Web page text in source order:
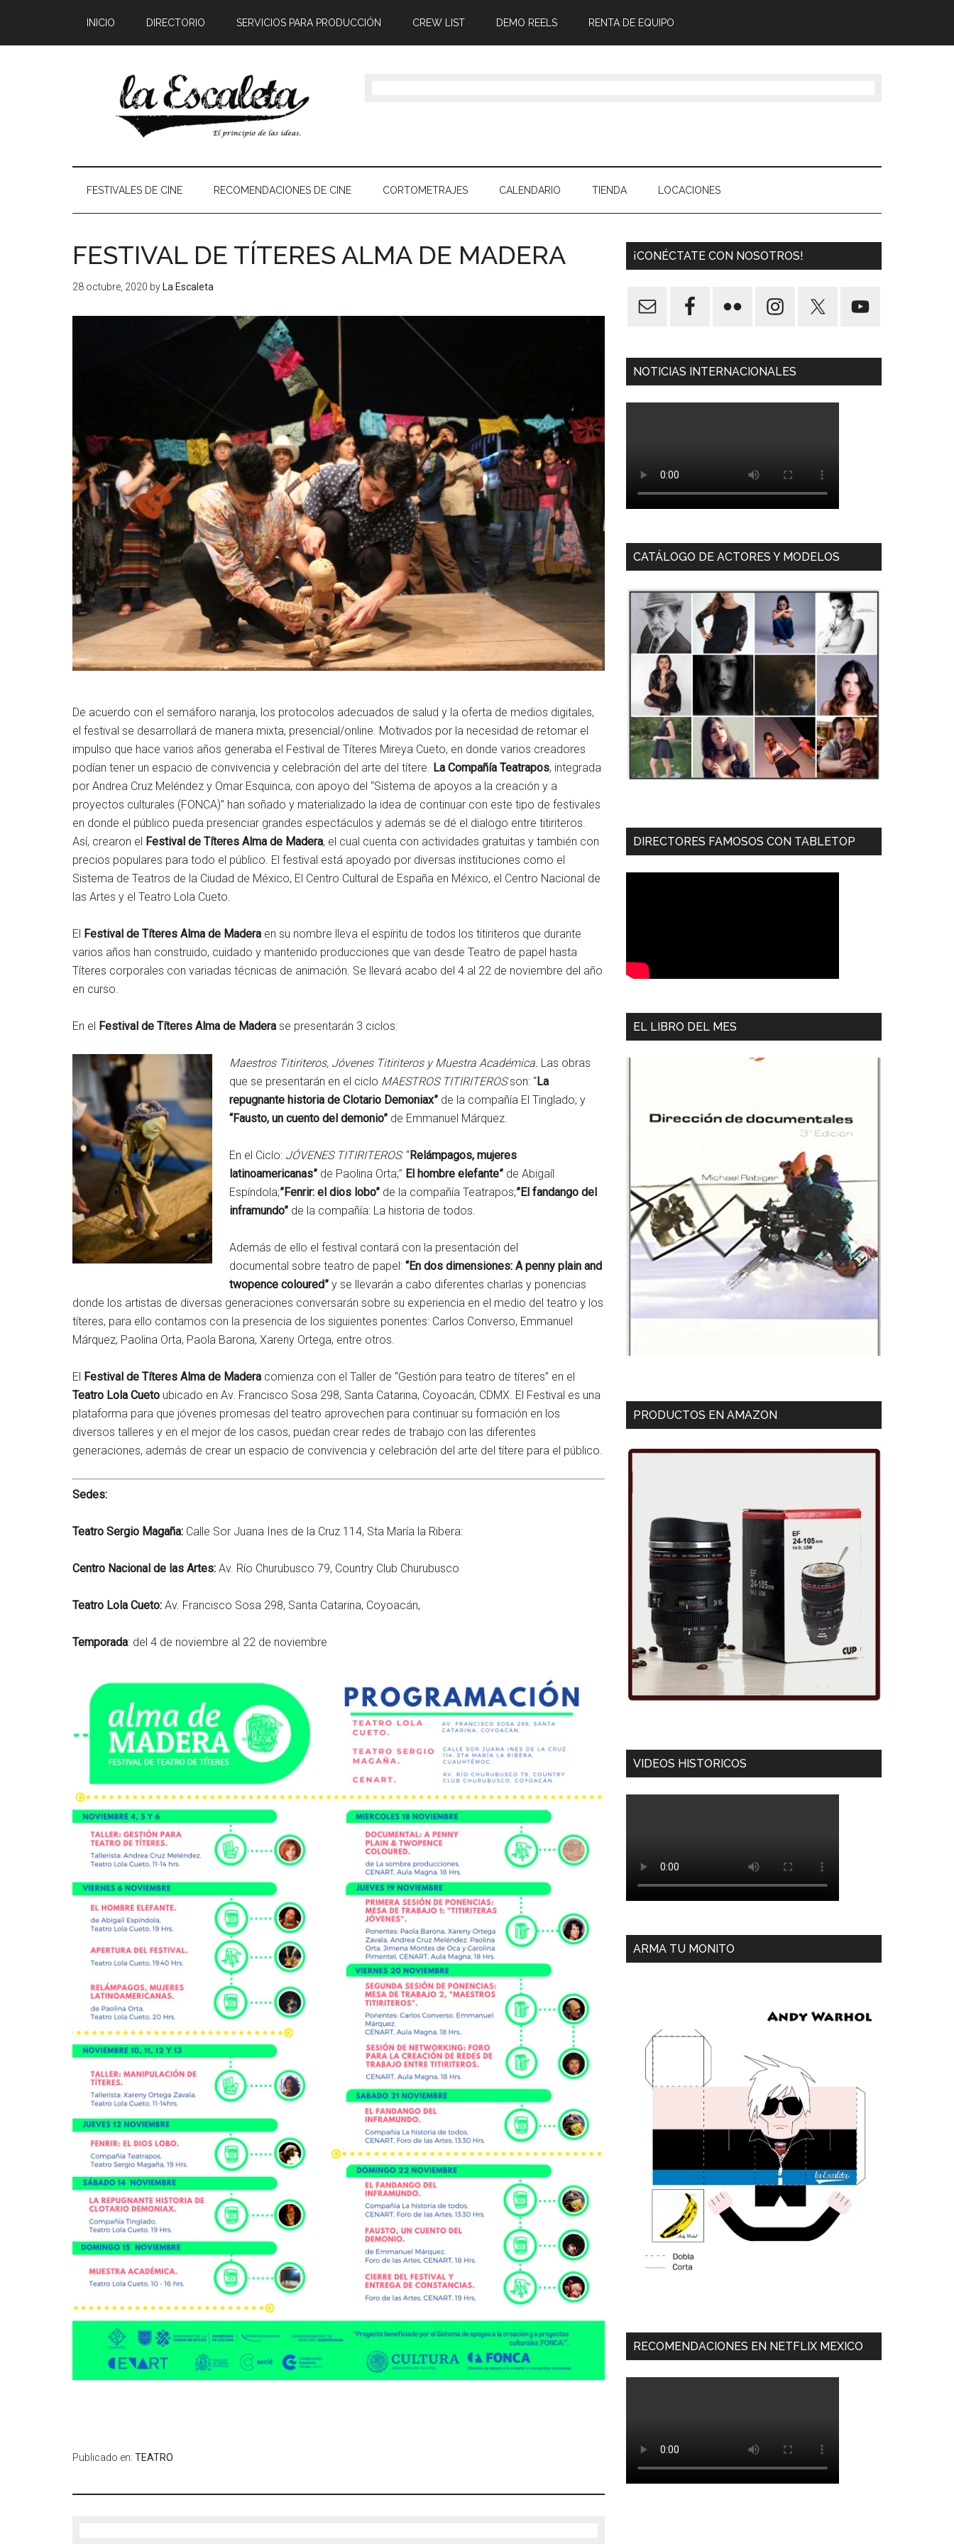
INICIO DIRECTORIO SERVICIOS PARA PRODUCCIÓN CREW LIST DEMO REELS RENTA DE EQUIPO
FESTIVALES DE CINE RECOMENDACIONES DE CINE CORTOMETRAJES CALENDARIO TIENDA LOCACIONES
FESTIVAL DE TÍTERES ALMA DE MADERA
28 octubre, 2020 by La Escaleta
De acuerdo con el semáforo naranja, los protocolos adecuados de salud y la oferta de medios digitales,
el festival se desarrollará de manera mixta, presencial/online. Motivados por la necesidad de retomar el
impulso que hace varios años generaba el Festival de Títeres Mireya Cueto, en donde varios creadores
podían tener un espacio de convivencia y celebración del arte del títere. La Compañía Teatrapos, integrada
por Andrea Cruz Meléndez y Omar Esquinca, con apoyo del “Sistema de apoyos a la creación y a
proyectos culturales (FONCA)” han soñado y materializado la idea de continuar con este tipo de festivales
en donde el público pueda presenciar grandes espectáculos y además se dé el dialogo entre titiriteros.
Así, crearon el Festival de Títeres Alma de Madera, el cual cuenta con actividades gratuitas y también con
precios populares para todo el público. El festival está apoyado por diversas instituciones como el
Sistema de Teatros de la Ciudad de México, El Centro Cultural de España en México, el Centro Nacional de
las Artes y el Teatro Lola Cueto.
El Festival de Títeres Alma de Madera en su nombre lleva el espíritu de todos los titiriteros que durante
varios años han construido, cuidado y mantenido producciones que van desde Teatro de papel hasta
Títeres corporales con variadas técnicas de animación. Se llevará acabo del 4 al 22 de noviembre del año
en curso.
En el Festival de Títeres Alma de Madera se presentarán 3 ciclos:
Maestros Titiriteros, Jóvenes Titiriteros y Muestra Académica. Las obras
que se presentarán en el ciclo MAESTROS TITIRITEROSson: “La
repugnante historia de Clotario Demoniax” de la compañía El Tinglado; y
“Fausto, un cuento del demonio” de Emmanuel Márquez.
En el Ciclo: JÓVENES TITIRITEROS: “Relámpagos, mujeres
latinoamericanas” de Paolina Orta;” El hombre elefante” de Abigaíl
Espíndola;”Fenrir: el dios lobo” de la compañía Teatrapos;”El fandango del
inframundo” de la compañía: La historia de todos.
Además de ello el festival contará con la presentación del
documental sobre teatro de papel: “En dos dimensiones: A penny plain and
twopence coloured” y se llevarán a cabo diferentes charlas y ponencias
donde los artistas de diversas generaciones conversarán sobre su experiencia en el medio del teatro y los
títeres, para ello contamos con la presencia de los siguientes ponentes: Carlos Converso, Emmanuel
Márquez, Paolina Orta, Paola Barona, Xareny Ortega, entre otros.
El Festival de Títeres Alma de Madera comienza con el Taller de “Gestión para teatro de títeres” en el
Teatro Lola Cueto ubicado en Av. Francisco Sosa 298, Santa Catarina, Coyoacán, CDMX. El Festival es una
plataforma para que jóvenes promesas del teatro aprovechen para continuar su formación en los
diversos talleres y en el mejor de los casos, puedan crear redes de trabajo con las diferentes
generaciones, además de crear un espacio de convivencia y celebración del arte del títere para el público.
Sedes:
Teatro Sergio Magaña: Calle Sor Juana Ines de la Cruz 114, Sta María la Ribera:
Centro Nacional de las Artes: Av. Río Churubusco 79, Country Club Churubusco
Teatro Lola Cueto: Av. Francisco Sosa 298, Santa Catarina, Coyoacán,
Temporada: del 4 de noviembre al 22 de noviembre
Publicado en: TEATRO
¡CONÉCTATE CON NOSOTROS!
NOTICIAS INTERNACIONALES
CATÁLOGO DE ACTORES Y MODELOS
DIRECTORES FAMOSOS CON TABLETOP
EL LIBRO DEL MES
PRODUCTOS EN AMAZON
VIDEOS HISTORICOS
ARMA TU MONITO
RECOMENDACIONES EN NETFLIX MEXICO